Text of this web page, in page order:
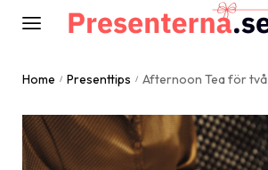
Home / Presenttips / Afternoon Tea för två